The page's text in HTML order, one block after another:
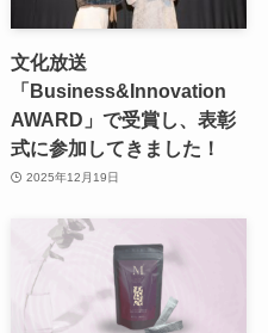
文化放送
「Business&Innovation
AWARD」で受賞し、表彰
式に参加してきました！
2025年12月19日